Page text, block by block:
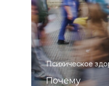
Психическое
Почему